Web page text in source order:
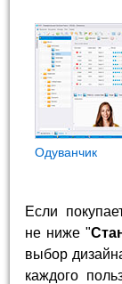
Одуванчик
Если
не ниже "
выбор
каждого